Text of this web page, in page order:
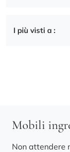
I più visti a :
Mobili
Non attendere